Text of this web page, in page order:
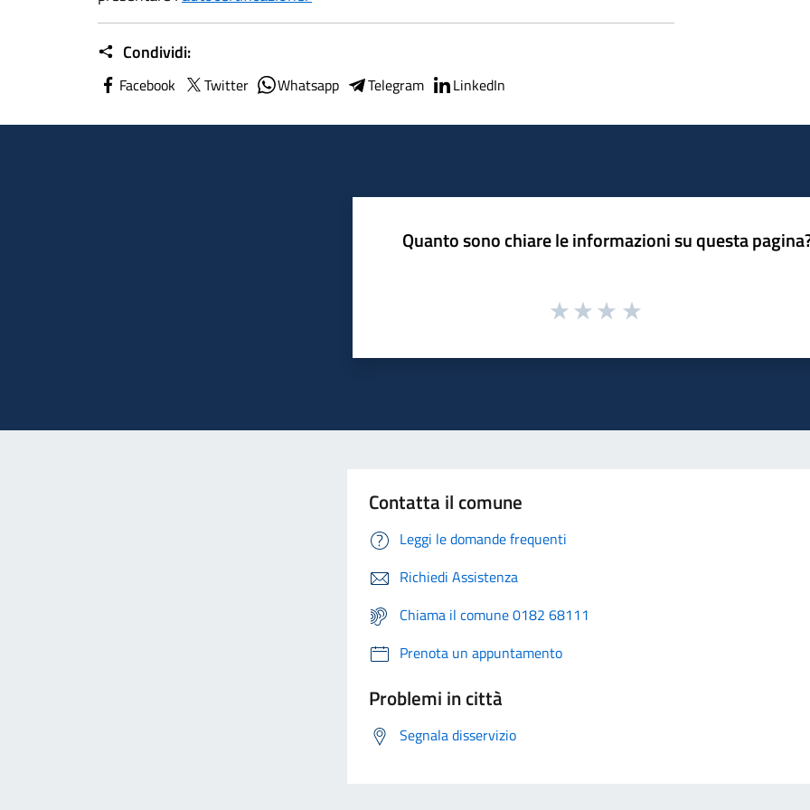
Condividi:
Facebook Twitter Whatsapp Telegram LinkedIn
Quanto sono chiare le informazioni su questa
Contatta il comune
Leggi le domande frequenti
Richiedi Assistenza
Chiama il comune 0182 68111
Prenota un appuntamento
Problemi in città
Segnala disservizio